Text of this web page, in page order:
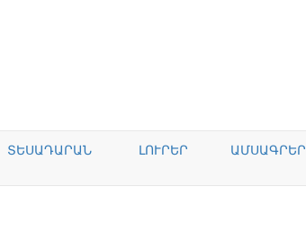
ՏԵՍԱԴԱՐԱՆ ԼՈՒՐԵՐ ԱՄՍԱԳՐԵՐ